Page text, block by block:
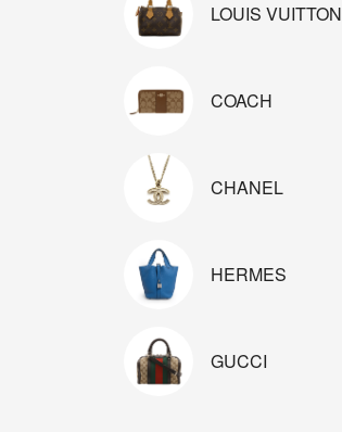
LOUIS VUITTON
COACH
CHANEL
HERMES
GUCCI